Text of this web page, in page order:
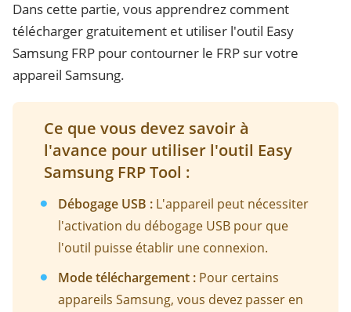
Dans cette partie, vous apprendrez comment
télécharger gratuitement et utiliser l'outil Easy
Samsung FRP pour contourner le FRP sur votre
appareil Samsung.
Ce que vous devez savoir à
l'avance pour utiliser l'outil Easy
Samsung FRP Tool :
Débogage USB : L'appareil peut nécessiter
l'activation du débogage USB pour que
l'outil puisse établir une connexion.
Mode téléchargement : Pour certains
appareils Samsung, vous devez passer en